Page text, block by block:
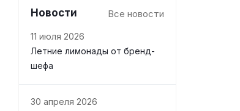
Новости Все новости
11 июля 2026
Летние лимонады от бренд-
шефа
30 апреля 2026